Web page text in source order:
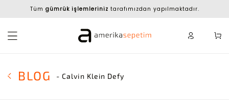
Tüm gümrük işlemleriniz tarafımızdan yapılmaktadır.
BLOG - Calvin Klein Defy